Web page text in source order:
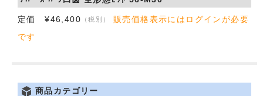
定価 ¥46,400 （税別）
販売価格表示にはログインが必要
です
商品カテゴリー